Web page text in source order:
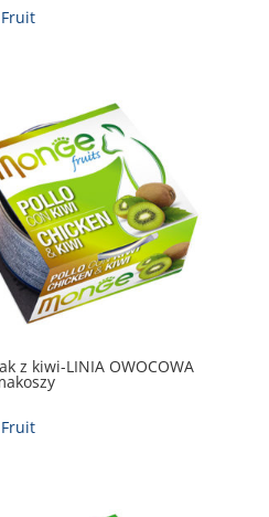
Fruit
z kiwi-LINIA OWOCOWA
Fruit